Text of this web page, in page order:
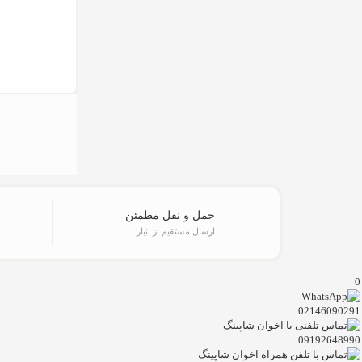
حمل و نقل مطمئن
ارسال مستقیم از انبار
0
02146090291
09192648990